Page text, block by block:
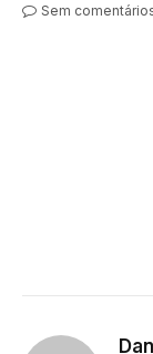
Sem